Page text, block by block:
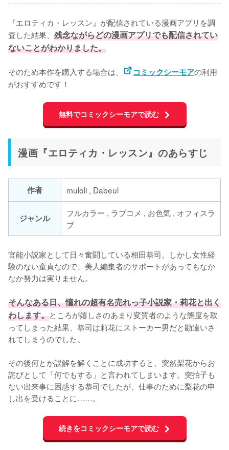
『エロティカ・レッスン』が配信されている漫画アプリを調
査した結果、 残念ながらどの漫画アプリでも配信されてい
ないことがわかりました。
そのため本作を購入する場合は、 コミックシーモアの利用
がおすすめです！
無料でコミックシーモアで読む
漫画『エロティカ・レッスン』のあらすじ
作者 muloli , Dabeul
ジャンル
フルカラー , ラブコメ , お色気 , オフィスラ
ブ
官能小説家として日々奮闘している相田恭司。しかし女性経
験のない童貞なので、美人編集者のサポートがあってもなか
なか努力は実りません。
そんなある日、憧れの超有名売れっ子小説家・莉花と出く
わします。ところが嬉しさのあまり変質者のような態度を取
ってしまった結果、恭司は莉花にストーカー男だと勘違いさ
れてしまうのでした。
その後何とか誤解を解くことに成功すると、突然梨花からお
詫びとして「何でもする」と言われてしまいます。突拍子も
ない出来事に困惑する恭司でしたが、仕事のために梨花の申
し出を受けることに……。
続きをコミックシーモアで読む